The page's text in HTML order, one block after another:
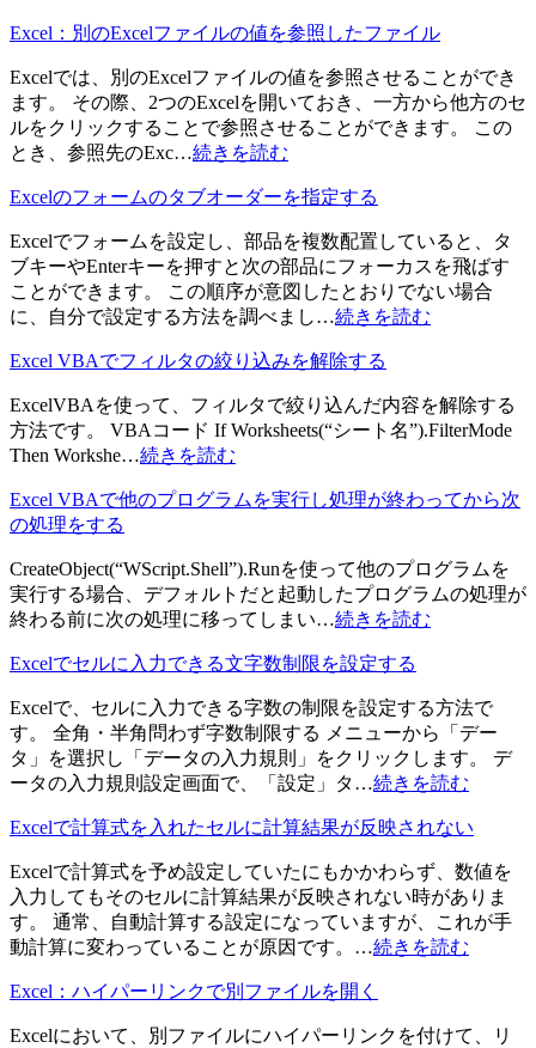
Excel：別のExcelファイルの値を参照したファイル
Excelでは、別のExcelファイルの値を参照させることができ
ます。 その際、2つのExcelを開いておき、一方から他方のセ
ルをクリックすることで参照させることができます。 この
とき、参照先のExc…続きを読む
Excelのフォームのタブオーダーを指定する
Excelでフォームを設定し、部品を複数配置していると、タ
ブキーやEnterキーを押すと次の部品にフォーカスを飛ばす
ことができます。 この順序が意図したとおりでない場合
に、自分で設定する方法を調べまし…続きを読む
Excel VBAでフィルタの絞り込みを解除する
ExcelVBAを使って、フィルタで絞り込んだ内容を解除する
方法です。 VBAコード If Worksheets(“シート名”).FilterMode
Then Workshe…続きを読む
Excel VBAで他のプログラムを実行し処理が終わってから次
の処理をする
CreateObject(“WScript.Shell”).Runを使って他のプログラムを
実行する場合、デフォルトだと起動したプログラムの処理が
終わる前に次の処理に移ってしまい…続きを読む
Excelでセルに入力できる文字数制限を設定する
Excelで、セルに入力できる字数の制限を設定する方法で
す。 全角・半角問わず字数制限する メニューから「デー
タ」を選択し「データの入力規則」をクリックします。 デ
ータの入力規則設定画面で、「設定」タ…続きを読む
Excelで計算式を入れたセルに計算結果が反映されない
Excelで計算式を予め設定していたにもかかわらず、数値を
入力してもそのセルに計算結果が反映されない時がありま
す。 通常、自動計算する設定になっていますが、これが手
動計算に変わっていることが原因です。…続きを読む
Excel：ハイパーリンクで別ファイルを開く
Excelにおいて、別ファイルにハイパーリンクを付けて、リ